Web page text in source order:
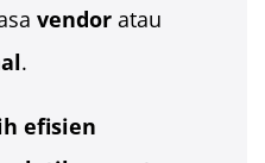
vendoratau
.
efisien